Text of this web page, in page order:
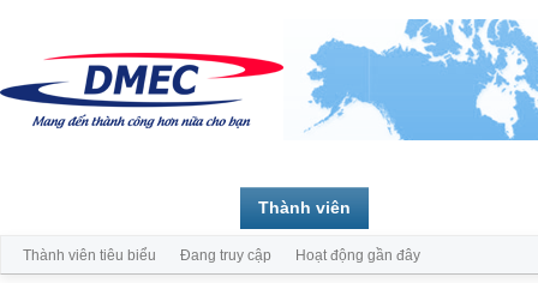
Thành viên
Thành viên tiêu biểu Đang truy cập Hoạt động gần đây